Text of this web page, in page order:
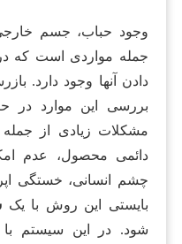
وجود حباب، جسم
جمله مواردی است که
دادن آنها وجود دارد.
بررسی این موارد در
مشکلات زیادی از
دائمی محصول، عدم
چشم انسانی، خستگی
بایستی این روش با یک
شود. در این سیستم